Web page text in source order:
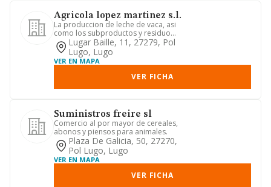
Agricola lopez martinez s.l.
La produccion de leche de vaca, asi
como los subproductos y residuo
derivados de su produccion, fun...
Lugar Baille, 11, 27279, Pol
Lugo, Lugo
VER EN MAPA
VER FICHA
Suministros freire sl
Comercio al por mayor de cereales,
abonos y piensos para animales.
Plaza De Galicia, 50, 27270,
Pol Lugo, Lugo
VER EN MAPA
VER FICHA